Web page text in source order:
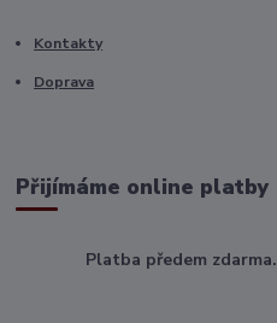
Kontakty
Doprava
Přijímáme online platby
Platba předem zdarma.